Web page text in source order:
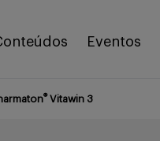
Eventos
®Vitawin 3